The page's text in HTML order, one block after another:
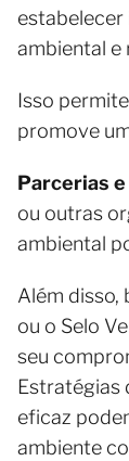
estabelecer
ambiental e
Isso
promove
Parcerias
ou outras
ambiental
Além disso,
ou o Selo
seu
Estratégias
eficaz
ambiente